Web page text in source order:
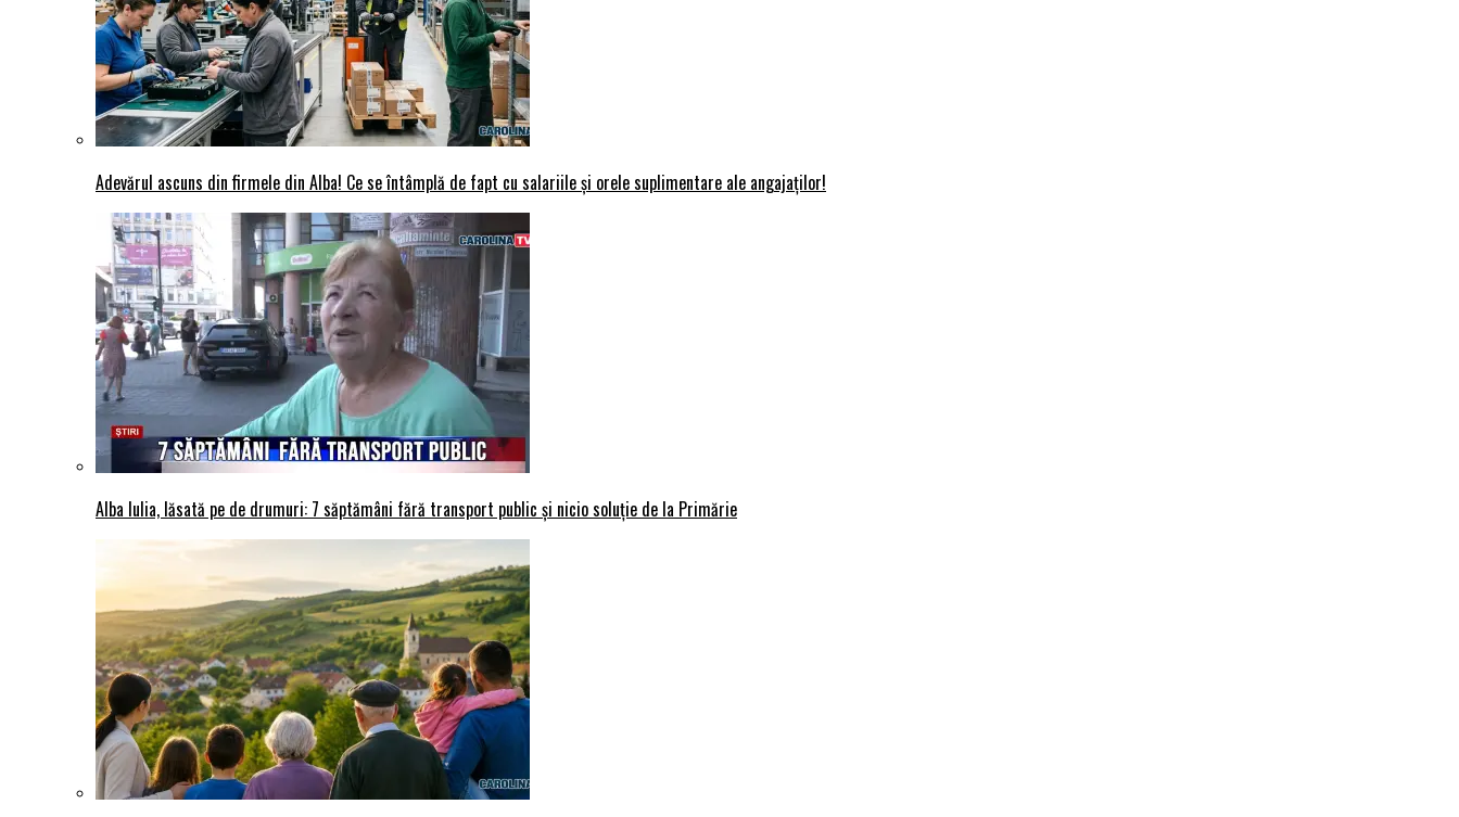
Adevărul ascuns din firmele din Alba! Ce se întâmplă de fapt cu salariile și orele suplimentare ale angajaților!
Alba Iulia, lăsată pe de drumuri: 7 săptămâni fără transport public și nicio soluție de la Primărie